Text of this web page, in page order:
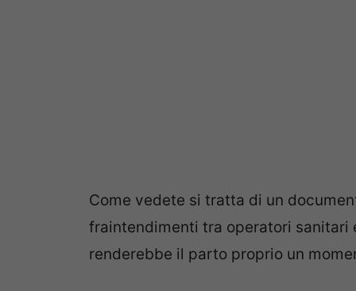
Come vedete si tratta di un
fraintendimenti tra operatori
renderebbe il parto proprio un